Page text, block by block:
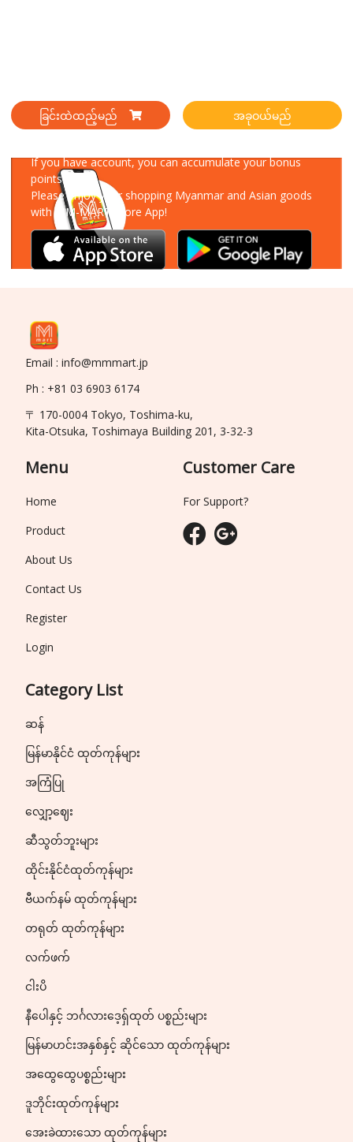
ခြင်းထဲထည့်မည် အခုဝယ်မည်
If you have account, you can accumulate your bonus
points!
Please enjoy your shopping Myanmar and Asian goods
with MM-MART Store App!
Email : info@mmmart.jp
Ph : +81 03 6903 6174
〒 170-0004 Tokyo, Toshima-ku,
Kita-Otsuka, Toshimaya Building 201, 3-32-3
Menu
Home
Product
About Us
Contact Us
Register
Login
Category List
ဆန်
မြန်မာနိုင်ငံ ထုတ်ကုန်များ
အကြံပြု
လျှော့ဈေး
ဆီသွတ်ဘူးများ
ထိုင်းနိုင်ငံထုတ်ကုန်များ
ဗီယက်နမ် ထုတ်ကုန်များ
တရုတ် ထုတ်ကုန်များ
လက်ဖက်
ငါးပိ
နီပေါနှင့် ဘင်္ဂလားဒေ့ရှ်ထုတ် ပစ္စည်းများ
မြန်မာဟင်းအနှစ်နှင့် ဆိုင်သော ထုတ်ကုန်များ
အထွေထွေပစ္စည်းများ
ဒူဘိုင်းထုတ်ကုန်များ
အေးခဲထားသော ထုတ်ကုန်များ
Customer Care
For Support?